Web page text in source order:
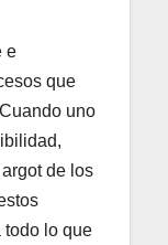
e
que
uno
de los
todo lo que